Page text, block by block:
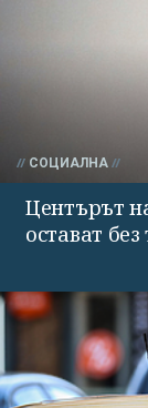
СОЦИАЛНА
Центърът
остават